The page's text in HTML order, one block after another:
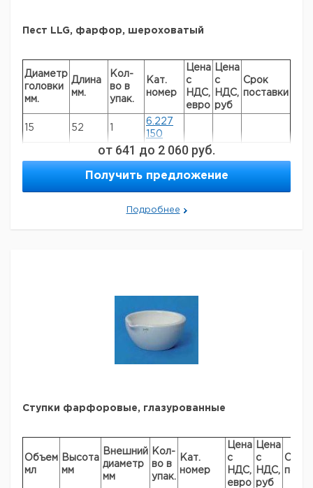
Пест LLG, фарфор, шероховатый
Диаметр
головки
мм.
Длина
мм.
Кол-
во в
упак.
Кат.
номер
Цена
с
НДС,
евро
Цена
с
НДС,
руб
Срок
поставки
15 52
6.227
150
1
6.232
574
9.164
420
9.164
от 641 до 2 060 руб.
Получить предложение
Подробнее
Ступки фарфоровые, глазурованные
Объем
мл
Высота
мм
Внешний
диаметр
мм
Кол-
во в
упак.
Кат.
номер
Цена
с
НДС,
евро
Цена
с
НДС,
руб
Срок